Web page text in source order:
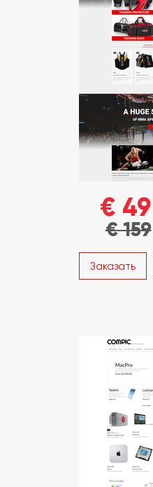
€ 49
€ 159
Заказать